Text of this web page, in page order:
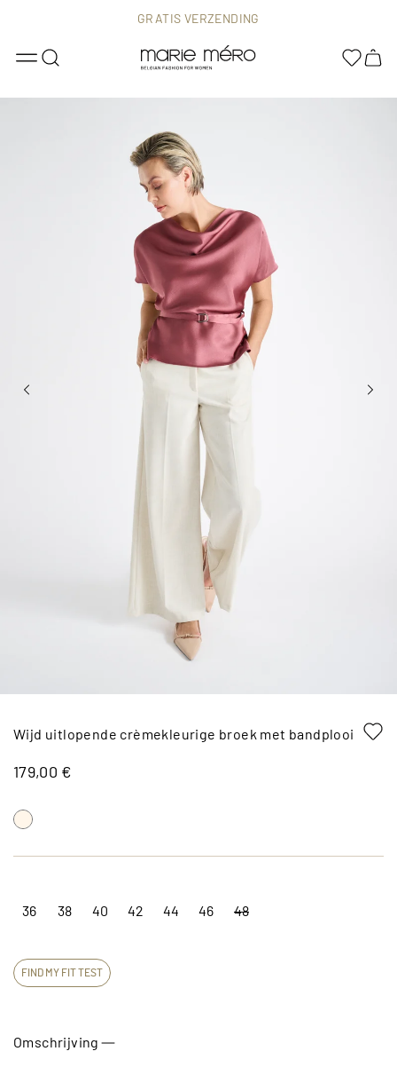
GRATIS VERZENDING
MAAT 36 TOT EN MET MAAT 48
Wijd uitlopende crèmekleurige broek met bandplooi
Wijd uitlopende crèmekleurige broek met bandplooi
179,00 €
36 38 40 42 44 46 48
FIND MY FIT TEST
Omschrijving